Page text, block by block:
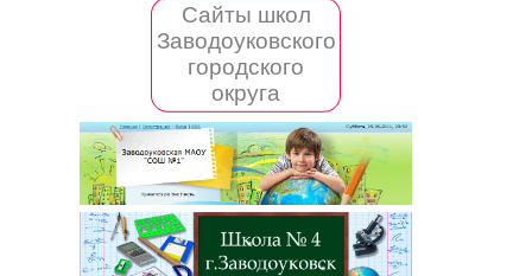
Сайты школ
Заводоуковского
городского
округа